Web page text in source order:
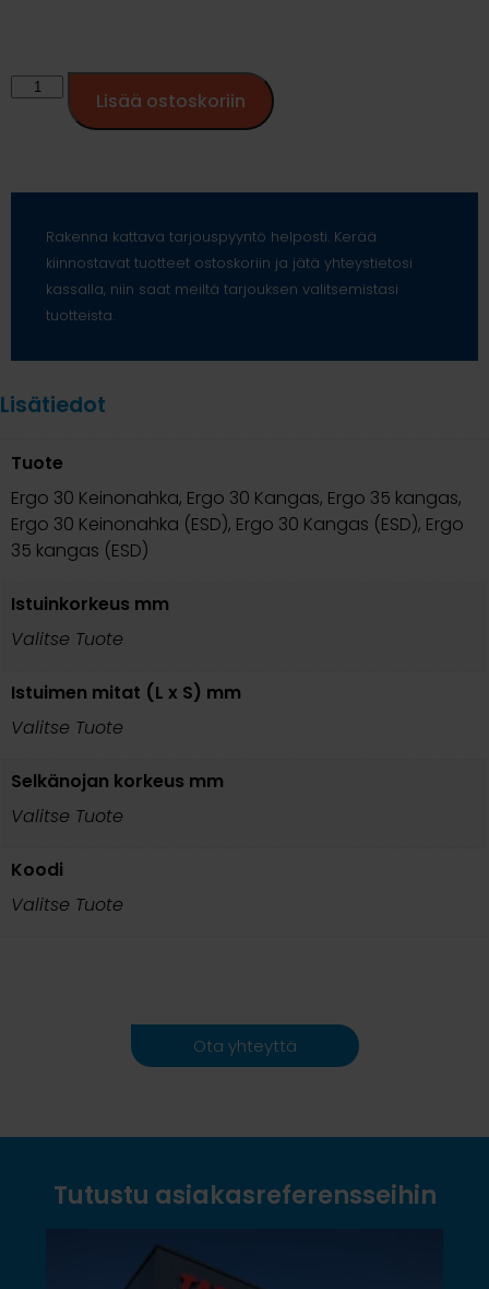
Lisää ostoskoriin
Rakenna kattava tarjouspyyntö helposti. Kerää
kiinnostavat tuotteet ostoskoriin ja jätä yhteystietosi
kassalla, niin saat meiltä tarjouksen valitsemistasi
tuotteista.
Lisätiedot
Tuote
Ergo 30 Keinonahka, Ergo 30 Kangas, Ergo 35 kangas,
Ergo 30 Keinonahka (ESD), Ergo 30 Kangas (ESD), Ergo
35 kangas (ESD)
Istuinkorkeus mm
Valitse Tuote
Istuimen mitat (L x S) mm
Valitse Tuote
Selkänojan korkeus mm
Valitse Tuote
Koodi
Valitse Tuote
Ota yhteyttä
Tutustu asiakasreferensseihin